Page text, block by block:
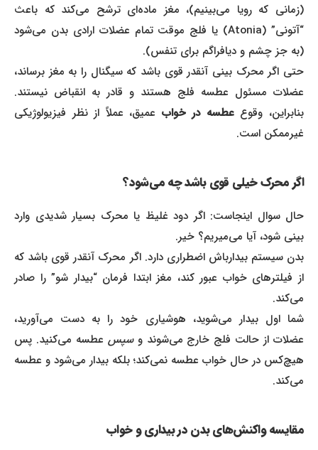
(زمانی که رویا می‌بینیم)، مغز ماده‌ای ترشح می‌کند که باعث
“آتونی” (Atonia) یا فلج موقت تمام عضلات ارادی بدن می‌شود
(به جز چشم و دیافراگم برای تنفس).
حتی اگر محرک بینی آنقدر قوی باشد که سیگنال را به مغز برساند،
عضلات مسئول عطسه فلج هستند و قادر به انقباض نیستند.
بنابراین، وقوععطسه در خوابعمیق، عملاً از نظر فیزیولوژیکی
غیرممکن است.
اگر محرک خیلی قوی باشد چه می‌شود؟
حال سوال اینجاست: اگر دود غلیظ یا محرک بسیار شدیدی وارد
بینی شود، آیا می‌میریم؟ خیر.
بدن سیستم بیدارباش اضطراری دارد. اگر محرک آنقدر قوی باشد که
از فیلترهای خواب عبور کند، مغز ابتدا فرمان “بیدار شو” را صادر
می‌کند.
شما اول بیدار می‌شوید، هوشیاری خود را به دست می‌آورید،
عضلات از حالت فلج خارج می‌شوند و سپسعطسه می‌کنید. پس
هیچ‌کس در حال خواب عطسه نمی‌کند؛ بلکه بیدار می‌شود و عطسه
می‌کند.
مقایسه واکنش‌های بدن در بیداری و خواب